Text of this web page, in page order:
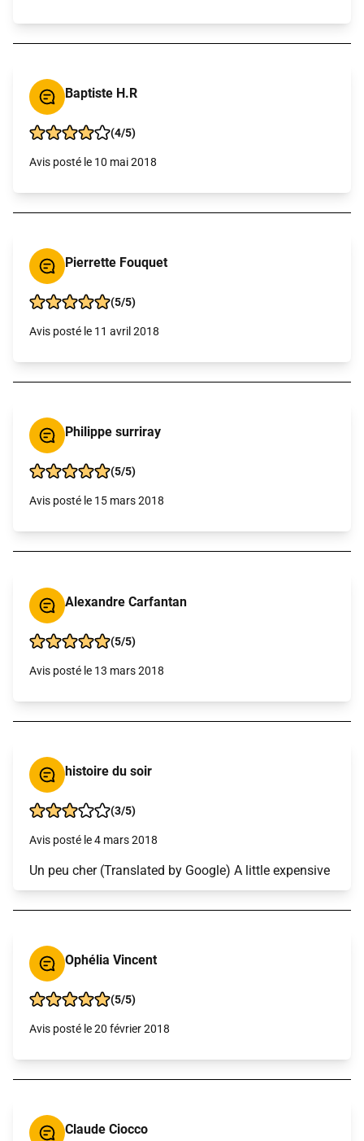
Baptiste H.R
(4/5)
Avis posté le 10 mai 2018
Pierrette Fouquet
(5/5)
Avis posté le 11 avril 2018
Philippe surriray
(5/5)
Avis posté le 15 mars 2018
Alexandre Carfantan
(5/5)
Avis posté le 13 mars 2018
histoire du soir
(3/5)
Avis posté le 4 mars 2018
Un peu cher (Translated by Google) A little expensive
Ophélia Vincent
(5/5)
Avis posté le 20 février 2018
Claude Ciocco